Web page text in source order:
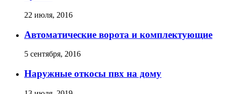
22 июля, 2016
Автоматические ворота и комплектующие
5 сентября, 2016
Наружные откосы пвх на дому